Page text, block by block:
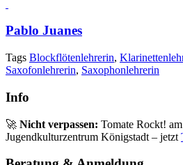
Pablo Juanes
Tags Blockflötenlehrerin,
Saxofonlehrerin, Saxophonlehrerin
Info
🚀 Nicht verpassen: Tomate Rockt!
Jugendkulturzentrum Königstadt – jetzt